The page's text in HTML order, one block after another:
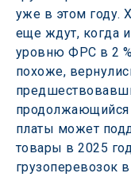
уже в этом году.
еще ждут, когда
уровню ФРС в 2
похоже,
продолжающийся
платы может
товары в 2025
грузоперевозок